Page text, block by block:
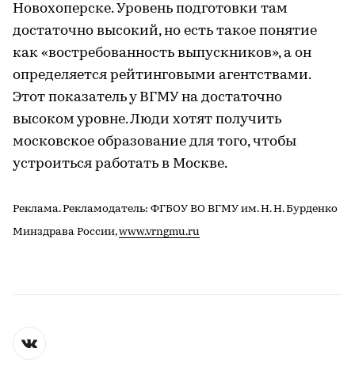
Новохоперске. Уровень подготовки там
достаточно высокий, но есть такое понятие
как «востребованность выпускников», а он
определяется рейтинговыми агентствами.
Этот показатель у ВГМУ на достаточно
высоком уровне. Люди хотят получить
московское образование для того, чтобы
устроиться работать в Москве.
Реклама. Рекламодатель: ФГБОУ ВО ВГМУ им. Н. Н. Бурденко
Минздрава России,www.vrngmu.ru